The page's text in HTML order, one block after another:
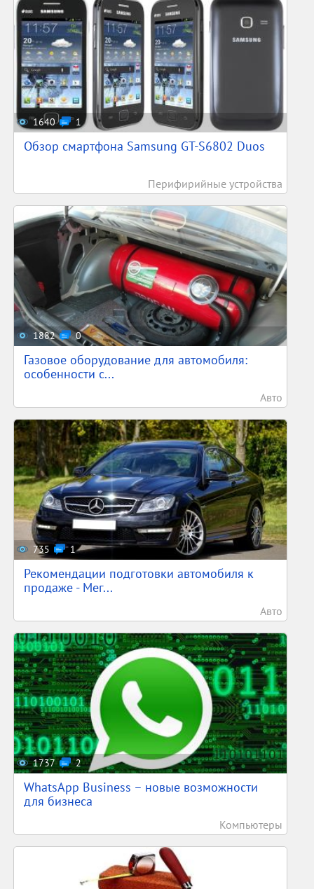
1640 1
Обзор смартфона Samsung GT-S6802 Duos
Перифирийные устройства
1882 0
Газовое оборудование для автомобиля:
особенности с...
Авто
735 1
Рекомендации подготовки автомобиля к
продаже - Мег...
Авто
1737 2
WhatsApp Business – новые возможности
для бизнеса
Компьютеры